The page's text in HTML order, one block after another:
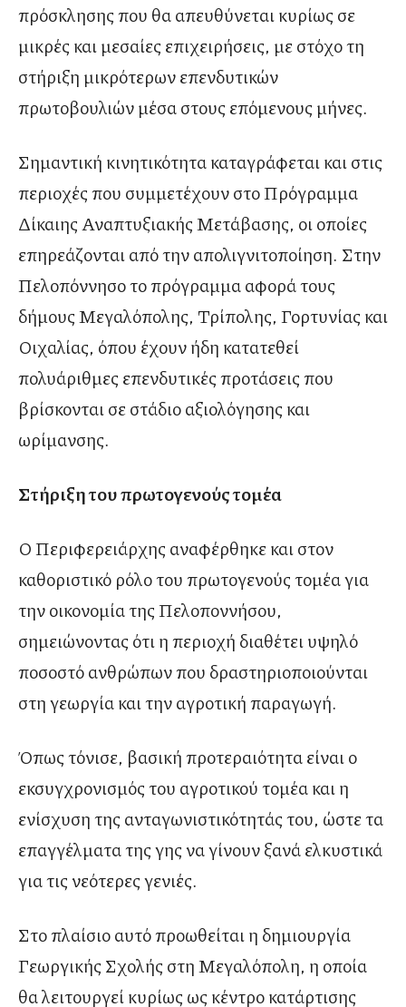
πρόσκλησης που θα απευθύνεται κυρίως σε
μικρές και μεσαίες επιχειρήσεις, με στόχο τη
στήριξη μικρότερων επενδυτικών
πρωτοβουλιών μέσα στους επόμενους μήνες.
Σημαντική κινητικότητα καταγράφεται και στις
περιοχές που συμμετέχουν στο Πρόγραμμα
Δίκαιης Αναπτυξιακής Μετάβασης, οι οποίες
επηρεάζονται από την απολιγνιτοποίηση. Στην
Πελοπόννησο το πρόγραμμα αφορά τους
δήμους Μεγαλόπολης, Τρίπολης, Γορτυνίας και
Οιχαλίας, όπου έχουν ήδη κατατεθεί
πολυάριθμες επενδυτικές προτάσεις που
βρίσκονται σε στάδιο αξιολόγησης και
ωρίμανσης.
Στήριξη του πρωτογενούς τομέα
Ο Περιφερειάρχης αναφέρθηκε και στον
καθοριστικό ρόλο του πρωτογενούς τομέα για
την οικονομία της Πελοποννήσου,
σημειώνοντας ότι η περιοχή διαθέτει υψηλό
ποσοστό ανθρώπων που δραστηριοποιούνται
στη γεωργία και την αγροτική παραγωγή.
Όπως τόνισε, βασική προτεραιότητα είναι ο
εκσυγχρονισμός του αγροτικού τομέα και η
ενίσχυση της ανταγωνιστικότητάς του, ώστε τα
επαγγέλματα της γης να γίνουν ξανά ελκυστικά
για τις νεότερες γενιές.
Στο πλαίσιο αυτό προωθείται η δημιουργία
Γεωργικής Σχολής στη Μεγαλόπολη, η οποία
θα λειτουργεί κυρίως ως κέντρο κατάρτισης